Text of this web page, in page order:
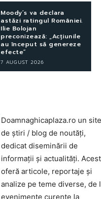
Moody’s va declara
astăzi ratingul României.
Ilie Bolojan
preconizează: „Acțiunile
au început să genereze
efecte”
7 AUGUST 2026
Doamnaghicaplaza.ro un site
de știri / blog de noutăți,
dedicat diseminării de
informații și actualități.
oferă articole, reportaje și
analize pe teme diverse, de
evenimente curente la